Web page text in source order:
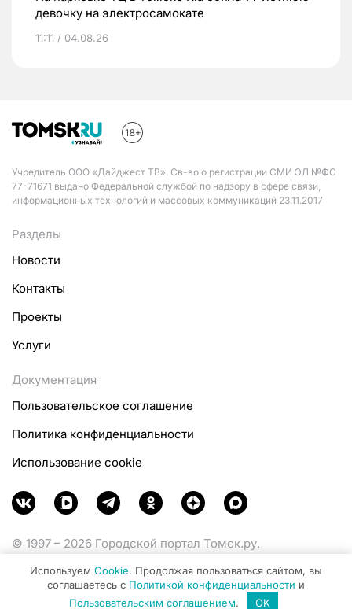
девочку на электросамокате
11:11 / 04.08.26
Учредитель ООО «Дайджест ТВ». Св-во о регистрации СМИ ЭЛ №ФС
77-71671 выдано Федеральной службой по надзору в сфере связи,
информационных технологий и массовых коммуникаций 23.11.2017
Разделы
Новости
Контакты
Проекты
Услуги
Документация
Пользовательское соглашение
Политика конфиденциальности
Использование cookie
© 1997 – 2026 Городской портал Томск.ру.
Министерства цифрового развития, связи и массовых
коммуникаций Российской Федерации.
Используем Cookie. Продолжая пользоваться сайтом, вы
соглашаетесь с Политикой конфиденциальности и
Пользовательским соглашением. OK